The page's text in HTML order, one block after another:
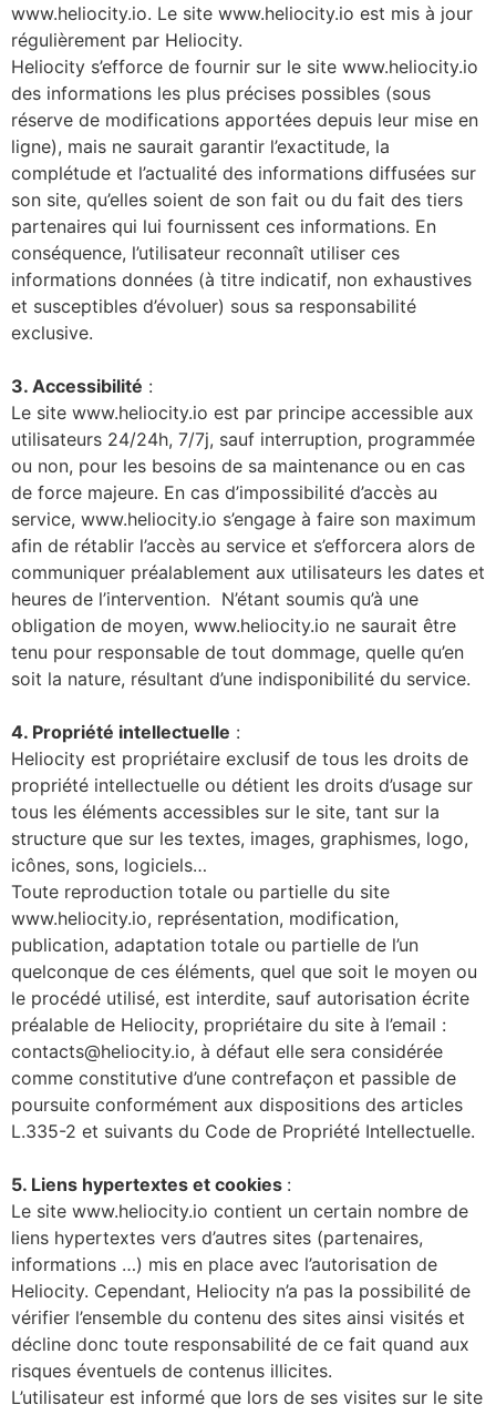
www.heliocity.io. Le site www.heliocity.io est mis à jour
régulièrement par Heliocity.
Heliocity s’efforce de fournir sur le site www.heliocity.io
des informations les plus précises possibles (sous
réserve de modifications apportées depuis leur mise en
ligne), mais ne saurait garantir l’exactitude, la
complétude et l’actualité des informations diffusées sur
son site, qu’elles soient de son fait ou du fait des tiers
partenaires qui lui fournissent ces informations. En
conséquence, l’utilisateur reconnaît utiliser ces
informations données (à titre indicatif, non exhaustives
et susceptibles d’évoluer) sous sa responsabilité
exclusive.
3. Accessibilité :
Le site www.heliocity.io est par principe accessible aux
utilisateurs 24/24h, 7/7j, sauf interruption, programmée
ou non, pour les besoins de sa maintenance ou en cas
de force majeure. En cas d’impossibilité d’accès au
service, www.heliocity.io s’engage à faire son maximum
afin de rétablir l’accès au service et s’efforcera alors de
communiquer préalablement aux utilisateurs les dates et
heures de l’intervention. N’étant soumis qu’à une
obligation de moyen, www.heliocity.io ne saurait être
tenu pour responsable de tout dommage, quelle qu’en
soit la nature, résultant d’une indisponibilité du service.
4. Propriété intellectuelle :
Heliocity est propriétaire exclusif de tous les droits de
propriété intellectuelle ou détient les droits d’usage sur
tous les éléments accessibles sur le site, tant sur la
structure que sur les textes, images, graphismes, logo,
icônes, sons, logiciels…
Toute reproduction totale ou partielle du site
www.heliocity.io, représentation, modification,
publication, adaptation totale ou partielle de l’un
quelconque de ces éléments, quel que soit le moyen ou
le procédé utilisé, est interdite, sauf autorisation écrite
préalable de Heliocity, propriétaire du site à l’email :
contacts@heliocity.io, à défaut elle sera considérée
comme constitutive d’une contrefaçon et passible de
poursuite conformément aux dispositions des articles
L.335-2 et suivants du Code de Propriété Intellectuelle.
5. Liens hypertextes et cookies :
Le site www.heliocity.io contient un certain nombre de
liens hypertextes vers d’autres sites (partenaires,
informations …) mis en place avec l’autorisation de
Heliocity. Cependant, Heliocity n’a pas la possibilité de
vérifier l’ensemble du contenu des sites ainsi visités et
décline donc toute responsabilité de ce fait quand aux
risques éventuels de contenus illicites.
L’utilisateur est informé que lors de ses visites sur le site